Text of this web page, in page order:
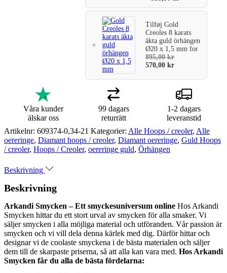
TilføjGold
Creoles 8 karats
äkta guld örhängen
Ø20 x 1,5 mmfor
895,00kr
570,00kr
Våra kunder
älskar oss
99 dagars
returrätt
1-2 dagars
leveranstid
Artikelnr: 609374-0,34-21 Kategorier: Alle Hoops / creoler, Alle
oereringe, Diamant hoops / creoler, Diamant oereringe, Guld Hoops
/ creoler, Hoops / Creoler, oereringe guld, Örhängen
Beskrivning
Beskrivning
Arkandi Smycken – Ett smyckesuniversum online Hos Arkandi
Smycken hittar du ett stort urval av smycken för alla smaker. Vi
säljer smycken i alla möjliga material och utföranden. Vår passion är
smycken och vi vill dela denna kärlek med dig. Därför hittar och
designar vi de coolaste smyckena i de bästa materialen och säljer
dem till de skarpaste priserna, så att alla kan vara med. Hos Arkandi
Smycken får du alla de bästa fördelarna: